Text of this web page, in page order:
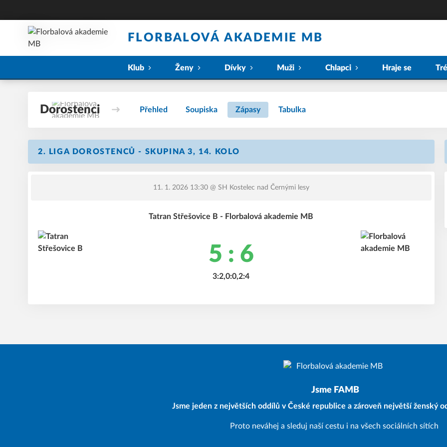
FLORBALOVÁ AKADEMIE MB
Klub Ženy Dívky Muži Chlapci Hraje se
Dorostenci Přehled Soupiska Zápasy Tabulka
2. LIGA DOROSTENCŮ - SKUPINA 3, 14. KOLO
11. 1. 2026 13:30@ SH Kostelec nad Černými lesy
Tatran Střešovice B - Florbalová akademie MB
5 : 6
3:2,0:0,2:4
Jsme FAMB
Jsme jeden z největších oddílů v České republice a zároveň největší ženský
Proto neváhej a sleduj naší cestu i na všech sociálních sítích